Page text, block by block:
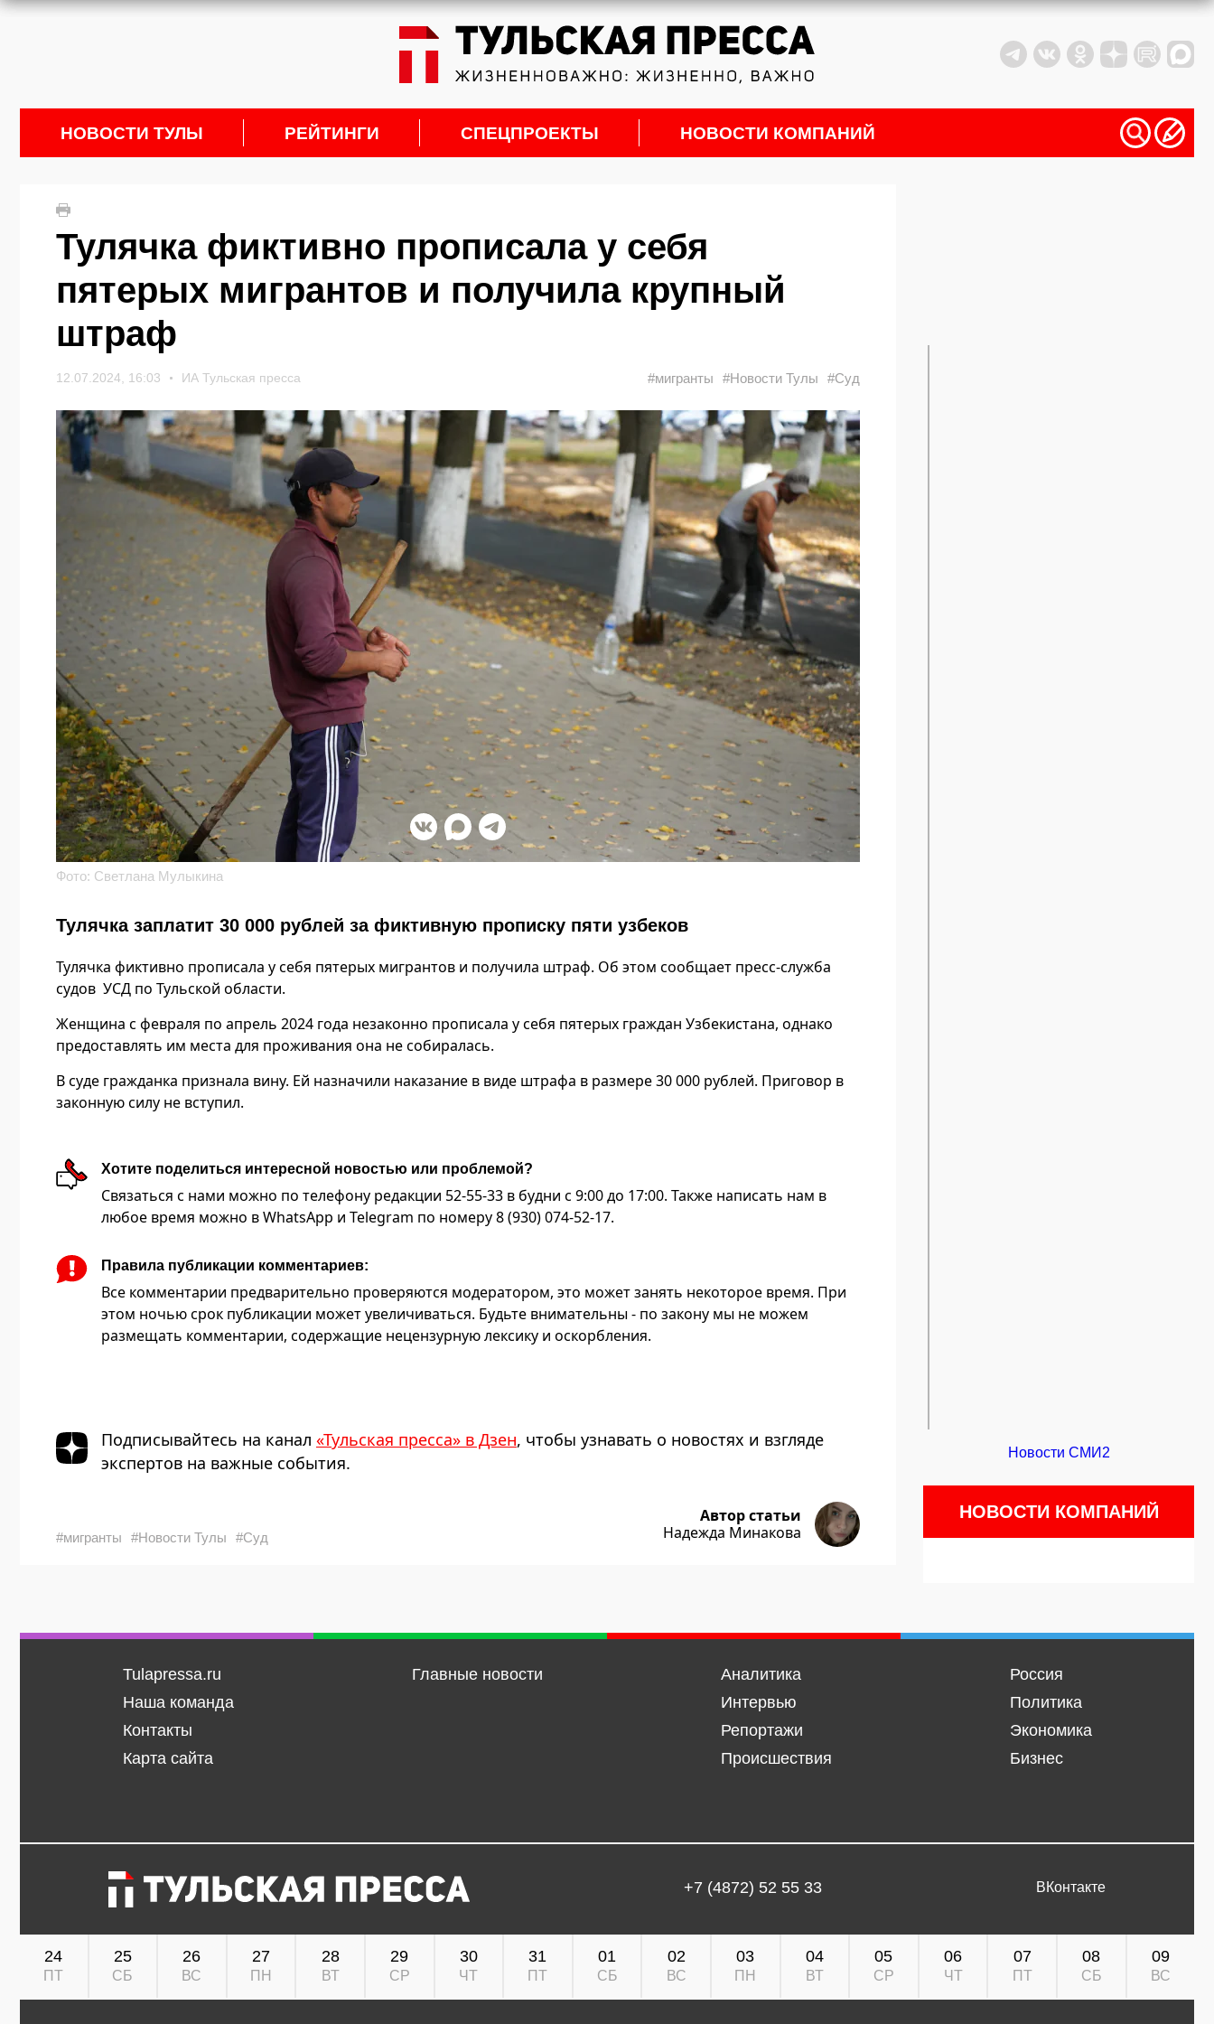
НОВОСТИ ТУЛЫ РЕЙТИНГИ СПЕЦПРОЕКТЫ НОВОСТИ КОМПАНИЙ
Тулячка фиктивно прописала у себя
пятерых мигрантов и получила крупный
штраф
12.07.2024, 16:03 ИА Тульская пресса #мигранты #Новости Тулы #Суд
Фото: Светлана Мулыкина
Тулячка заплатит 30 000 рублей за фиктивную прописку пяти узбеков
Тулячка фиктивно прописала у себя пятерых мигрантов и получила штраф. Об этом сообщает пресс-служба
судов УСД по Тульской области.
Женщина с февраля по апрель 2024 года незаконно прописала у себя пятерых граждан Узбекистана, однако
предоставлять им места для проживания она не собиралась.
В суде гражданка признала вину. Ей назначили наказание в виде штрафа в размере 30 000 рублей. Приговор в
законную силу не вступил.
Хотите поделиться интересной новостью или проблемой?
Связаться с нами можно по телефону редакции 52-55-33 в будни с 9:00 до 17:00. Также написать нам в
любое время можно в WhatsApp и Telegram по номеру 8 (930) 074-52-17.
Правила публикации комментариев:
Все комментарии предварительно проверяются модератором, это может занять некоторое время. При
этом ночью срок публикации может увеличиваться. Будьте внимательны - по закону мы не можем
размещать комментарии, содержащие нецензурную лексику и оскорбления.
Подписывайтесь на канал «Тульская пресса» в Дзен, чтобы узнавать о новостях и взгляде
экспертов на важные события.
#мигранты #Новости Тулы #Суд
Автор статьи
Надежда Минакова
Новости СМИ2
НОВОСТИ КОМПАНИЙ
Tulapressa.ru
Наша команда
Контакты
Карта сайта
Главные новости
Аналитика
Интервью
Репортажи
Происшествия
Россия
Политика
Экономика
Бизнес
+7 (4872) 52 55 33 ВКонтакте
24
ПТ
25
СБ
26
ВС
27
ПН
28
ВТ
29
СР
30
ЧТ
31
ПТ
01
СБ
02
ВС
03
ПН
04
ВТ
05
СР
06
ЧТ
07
ПТ
08
СБ
09
ВС